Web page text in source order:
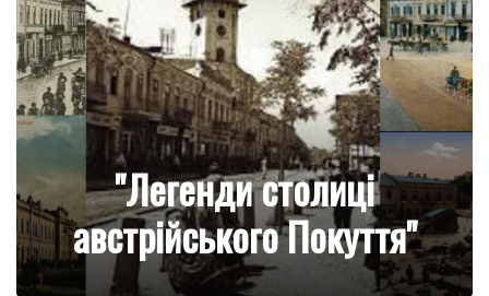
"Легенди столиці
австрійського Покуття"